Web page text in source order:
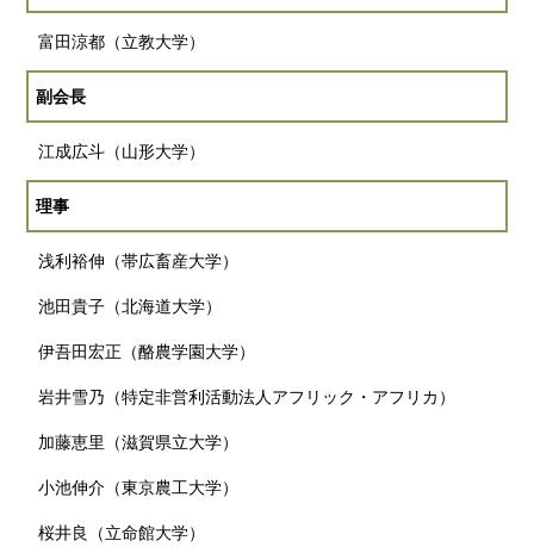
富田涼都（立教大学）
副会長
江成広斗（山形大学）
理事
浅利裕伸（帯広畜産大学）
池田貴子（北海道大学）
伊吾田宏正（酪農学園大学）
岩井雪乃（特定非営利活動法人アフリック・アフリカ）
加藤恵里（滋賀県立大学）
小池伸介（東京農工大学）
桜井良（立命館大学）